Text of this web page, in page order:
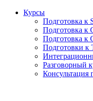
Курсы
Подготовка к
Подготовка к
Подготовка к
Подготовки к
Разговорный
Консультация